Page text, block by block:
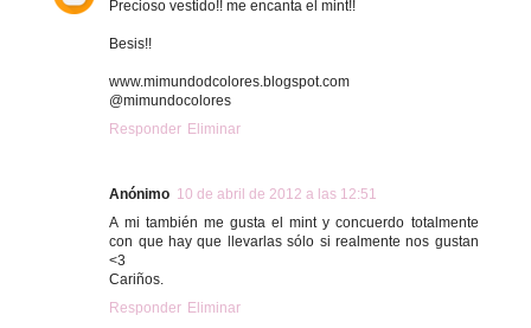
Precioso vestido!! me encanta el mint!!
Besis!!
www.mimundodcolores.blogspot.com
@mimundocolores
Responder Eliminar
Anónimo 10 de abril de 2012 a las 12:51
A mi también me gusta el mint y concuerdo totalmente
con que hay que llevarlas sólo si realmente nos gustan
<3
Cariños.
Responder Eliminar